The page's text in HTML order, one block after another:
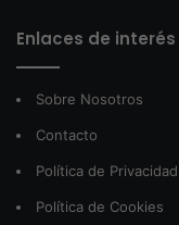
Enlaces de interés
Sobre Nosotros
Contacto
Política de Privacidad
Política de Cookies